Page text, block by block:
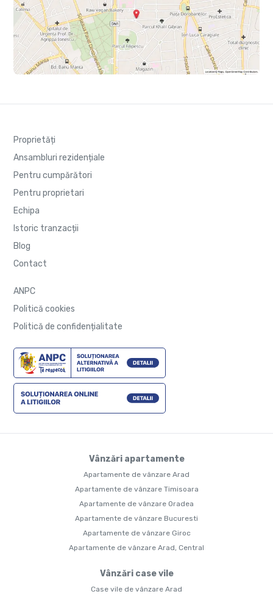
Proprietăți
Ansambluri rezidențiale
Pentru cumpărători
Pentru proprietari
Echipa
Istoric tranzacții
Blog
Contact
ANPC
Politică cookies
Politică de confidențialitate
Vânzări apartamente
Apartamente de vânzare Arad
Apartamente de vânzare Timisoara
Apartamente de vânzare Oradea
Apartamente de vânzare Bucuresti
Apartamente de vânzare Giroc
Apartamente de vânzare Arad, Central
Vânzări case vile
Case vile de vânzare Arad